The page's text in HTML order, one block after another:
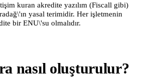
kuran akredite yazılım (Fiscall gibi)
yasal terimidir. Her işletmenin
bir ENU\'su olmalıdır.
nasıl oluşturulur?